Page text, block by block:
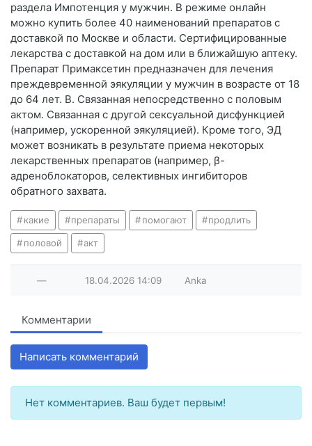
раздела Импотенция у мужчин. В режиме онлайн
можно купить более 40 наименований препаратов с
доставкой по Москве и области. Сертифицированные
лекарства с доставкой на дом или в ближайшую аптеку.
Препарат Примаксетин предназначен для лечения
преждевременной эякуляции у мужчин в возрасте от 18
до 64 лет. B. Связанная непосредственно с половым
актом. Связанная с другой сексуальной дисфункцией
(например, ускоренной эякуляцией). Кроме того, ЭД
может возникать в результате приема некоторых
лекарственных препаратов (например, β-
адреноблокаторов, селективных ингибиторов
обратного захвата.
какие препараты помогают продлить
половой акт
— 18.04.2026 14:09 Anka
Комментарии
Написать комментарий
Нет комментариев. Ваш будет первым!